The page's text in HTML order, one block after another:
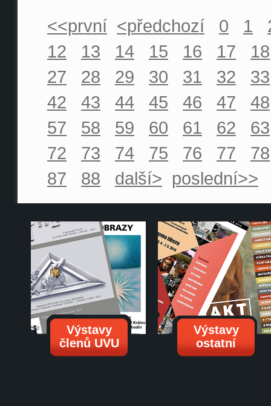
<<první <předchozí 0 1
12
13 14 15 16 17
18
27
28 29 30 31 32
33
42
43 44 45 46 47
48
57
58 59 60 61 62
63
72
73 74 75 76 77
78
87
88 další> poslední>>
Výstavy
členů UVU
Výstavy
ostatní